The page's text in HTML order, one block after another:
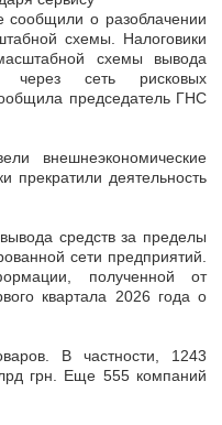
сообщили о разоблачении
схемы. Налоговики
схемы вывода
через сеть рисковых
председатель ГНС
внешнеэкономические
прекратили деятельность
средств за пределы
сети предприятий.
полученной от
квартала 2026 года о
В частности, 1243
грн. Еще 555 компаний